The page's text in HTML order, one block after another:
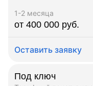
1-2 месяца
от 400 000 руб.
Оставить заявку
Под ключ